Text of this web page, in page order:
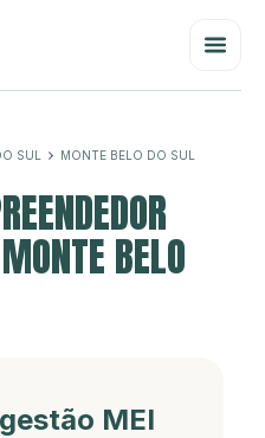
SUL MONTE BELO DO SUL
BELO
MEI